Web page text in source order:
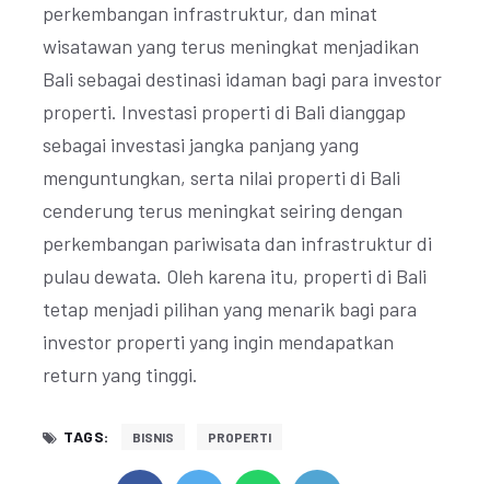
perkembangan infrastruktur, dan minat
wisatawan yang terus meningkat menjadikan
Bali sebagai destinasi idaman bagi para investor
properti. Investasi properti di Bali dianggap
sebagai investasi jangka panjang yang
menguntungkan, serta nilai properti di Bali
cenderung terus meningkat seiring dengan
perkembangan pariwisata dan infrastruktur di
pulau dewata. Oleh karena itu, properti di Bali
tetap menjadi pilihan yang menarik bagi para
investor properti yang ingin mendapatkan
return yang tinggi.
TAGS: BISNIS PROPERTI